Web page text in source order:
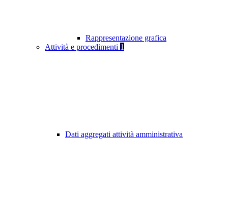
Rappresentazione grafica
Attività e procedimenti 1
Dati aggregati attività amministrativa